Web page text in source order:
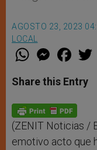
AGOSTO 23, 2023
LOCAL
W
t
s
p
p
M
e
s
e
g
e
r
F
a
e
b
o
k
Share this Entry
(ZENIT Noticias /
emotivo acto que